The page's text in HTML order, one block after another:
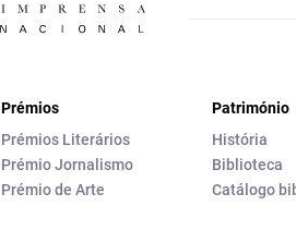
Prémios
Prémios Literários
Prémio Jornalismo
Prémio de Arte
Património
História
Biblioteca
Catálogo